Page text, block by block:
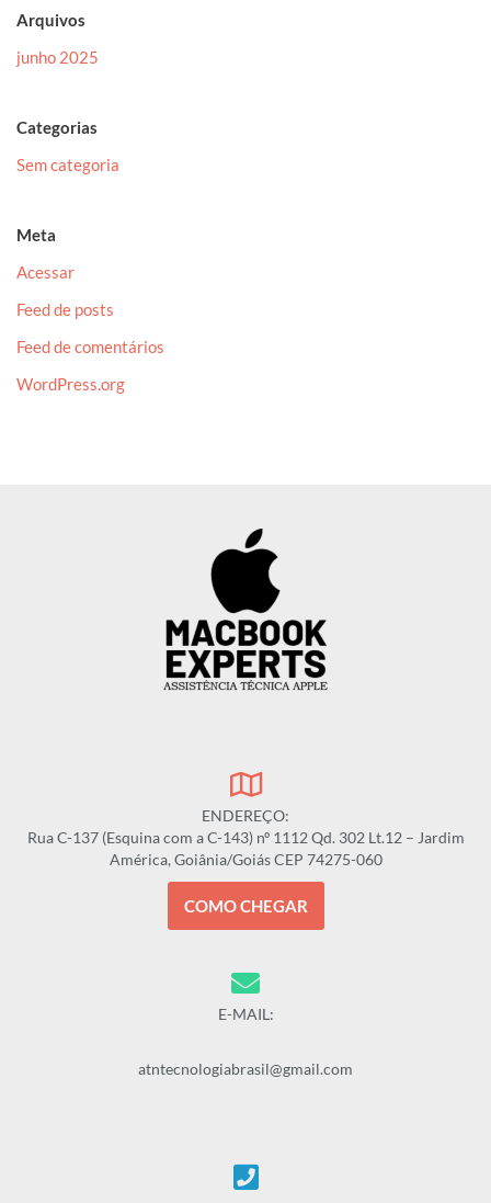
Arquivos
junho 2025
Categorias
Sem categoria
Meta
Acessar
Feed de posts
Feed de comentários
WordPress.org
ENDEREÇO:
Rua C-137 (Esquina com a C-143) nº 1112 Qd. 302 Lt.12 – Jardim
América, Goiânia/Goiás CEP 74275-060
COMO CHEGAR
E-MAIL:
atntecnologiabrasil@gmail.com